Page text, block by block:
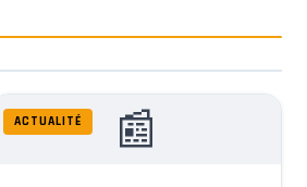
📰
ACTUALITÉ